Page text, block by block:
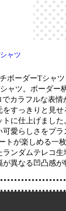
ャツ
ボーダーTシャツ
ャツ。ボーダー
カラフルな表情
すっきりと見せ
に仕上げました。
愛らしさをプラ
が楽しめる一枚
ンダムテレコ生
異なる凹凸感が